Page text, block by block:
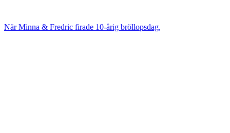
När Minna & Fredric firade 10-årig bröllopsdag,